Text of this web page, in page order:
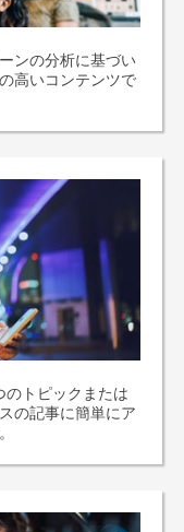
ンの分析に基づい
高いコンテンツで
のトピックまたは
の記事に簡単にア